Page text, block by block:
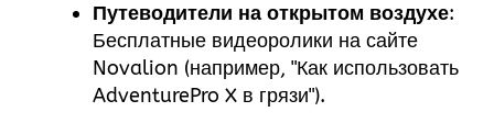
Путеводители на открытом воздухе:
Бесплатные видеоролики на сайте
Novalion (например, "Как использовать
AdventurePro X в грязи").